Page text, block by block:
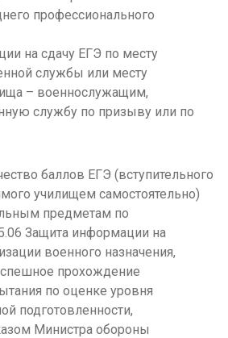
профессионального
на сдачу ЕГЭ по месту
службы или месту
– военнослужащим,
службу по призыву или по
баллов ЕГЭ (вступительного
училищем самостоятельно)
предметам по
Защита информации на
военного назначения,
прохождение
по оценке уровня
подготовленности,
Министра обороны